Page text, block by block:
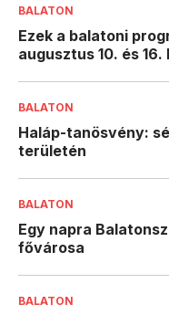
BALATON
Ezek a balatoni
augusztus 10. és
BALATON
Haláp-tanösvény:
területén
BALATON
Egy napra
fővárosa
BALATON